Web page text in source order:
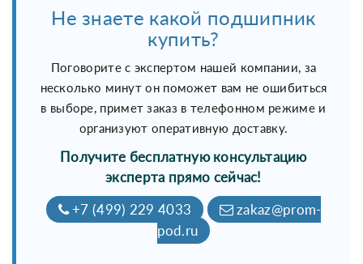
Не знаете какой подшипник
купить?
Поговорите с экспертом нашей компании, за
несколько минут он поможет вам не ошибиться
в выборе, примет заказ в телефонном режиме и
организуют оперативную доставку.
Получите бесплатную консультацию
эксперта прямо сейчас!
+7 (499) 229 4033
zakaz@prom-
pod.ru